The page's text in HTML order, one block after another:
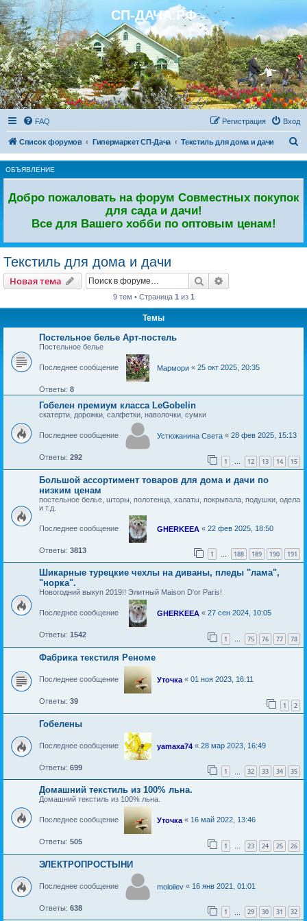
Регистрация СП-ДАЧА.РФ
FAQ Вход
Регистрация
Список форумов Гипермаркет СП-Дача Текстиль для дома и дачи
ОБЪЯВЛЕНИЕ
Добро пожаловать на форум Совместных покупок
для сада и дачи!
Все для Вашего хобби по оптовым ценам!
Текстиль для дома и дачи
Новая тема
Новаятема Поиск
9 тем • Страница 1 из 1
Темы
Постельное белье Арт-постель
Постельное белье
Последнее сообщение Мармори « 25 окт 2025, 20:35
Ответы: 8
Гобелен премиум класса LeGobelin
скатерти, дорожки, салфетки, наволочки, сумки
Последнее сообщение Устюжанина Света « 28 фев 2025, 15:13
Ответы: 292 1 … 12 13 14 15
Большой ассортимент товаров для дома и дачи по
низким ценам
постельное белье, шторы, полотенца, халаты, покрывала, подушки, одела
и т.д.
Последнее сообщение GHERKEEA « 22 фев 2025, 18:50
Ответы: 3813 1 188 189 190 191
Шикарные турецкие чехлы на диваны, пледы "лама",
"норка".
Новогодний выкуп 2019!! Элитный Maison D'or Paris!
Последнее сообщение GHERKEEA « 27 сен 2024, 10:05
Ответы: 1542 1 … 75 76 77 78
Фабрика текстиля Реноме
Последнее сообщение Уточка « 01 ноя 2023, 16:11
Ответы: 39 1 2
Гобелены
Последнее сообщение yamaxa74 « 28 мар 2023, 16:49
Ответы: 699 1 32 33 34 35
Домашний текстиль из 100% льна.
Домашний текстиль из 100% льна.
Последнее сообщение Уточка « 16 май 2022, 13:46
Ответы: 505 1 … 23 24 25 26
ЭЛЕКТРОПРОСТЫНИ
Последнее сообщение moloilev « 16 янв 2021, 01:01
Ответы: 638 1 29 30 31 32